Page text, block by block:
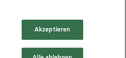
Akzeptieren